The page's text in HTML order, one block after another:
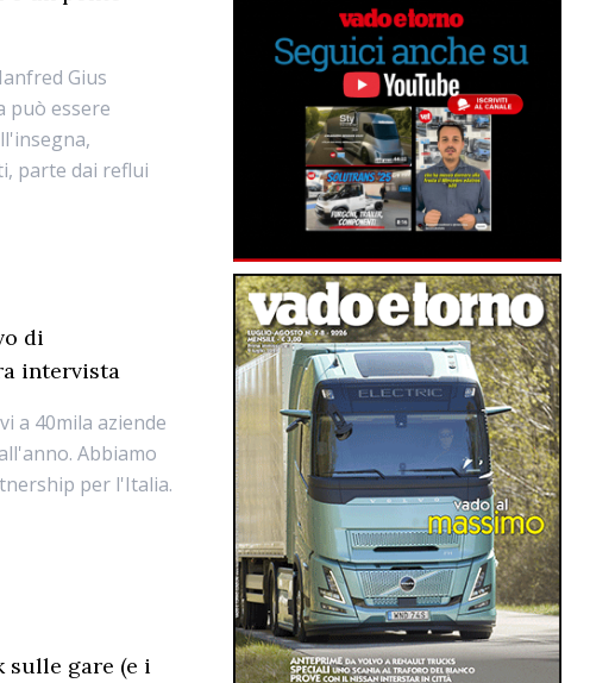
Gius
può essere
parte dai reflui
di
intervista
a 40mila aziende
Abbiamo
per l'Italia.
sulle gare (e i